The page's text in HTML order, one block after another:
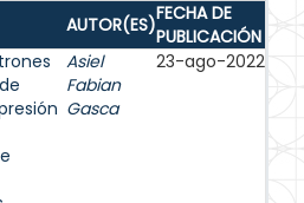
AUTOR(ES)FECHA DE
PUBLICACIÓN
Asiel
Fabian
Gasca
23-ago-2022